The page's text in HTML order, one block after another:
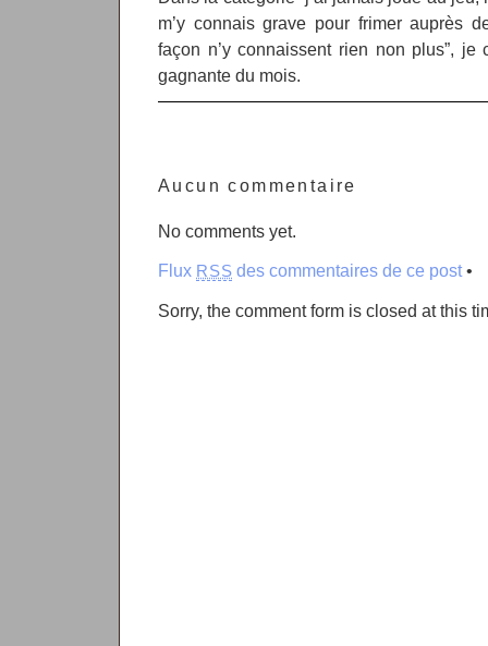
m’y connais grave pour frimer auprès
façon n’y connaissent rien non plus”,
gagnante du mois.
Aucun commentaire
No comments yet.
Flux RSS des commentaires de ce post•
Sorry, the comment form is closed at this